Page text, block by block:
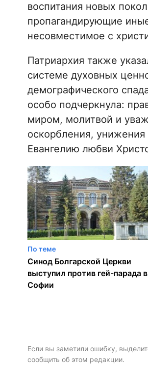
воспитания новых
пропагандирующие
несовместимое с
Патриархия также
системе духовных
демографического
особо подчеркнула:
миром, молитвой и
оскорбления, унижения
Евангелию любви
По теме
Синод Болгарской Церкви
выступил против гей-парада в
Софии
Если вы заметили ошибку,
сообщить об этом редакции.